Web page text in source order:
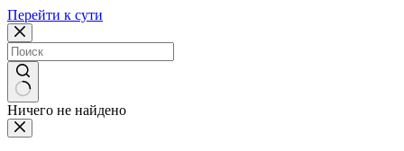
Перейти к сути
Ничего не найдено